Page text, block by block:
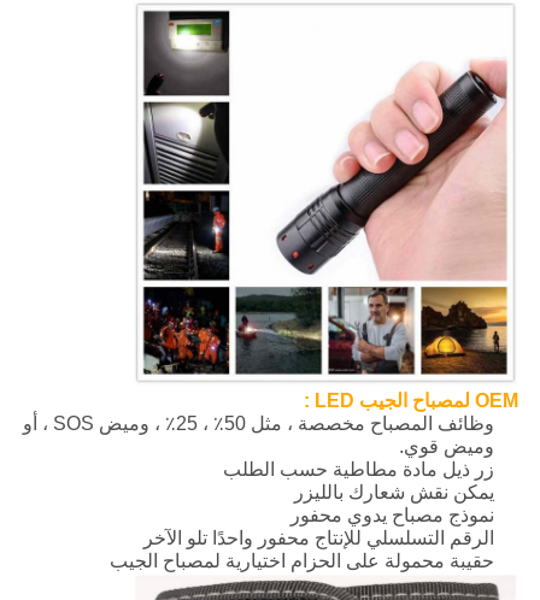
OEM لمصباح الجيب LED
:
وظائف المصباح مخصصة ، مثل 50٪ ، 25٪ ، وميض SOS ، أو
وميض قوي.
زر ذيل مادة مطاطية حسب الطلب
يمكن نقش شعارك بالليزر
نموذج مصباح يدوي محفور
الرقم التسلسلي للإنتاج محفور واحدًا تلو الآخر
حقيبة محمولة على الحزام اختيارية لمصباح الجيب